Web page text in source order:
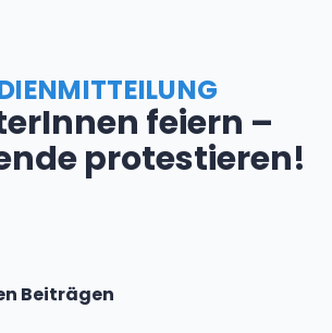
feiern –
protestieren!
Beiträgen